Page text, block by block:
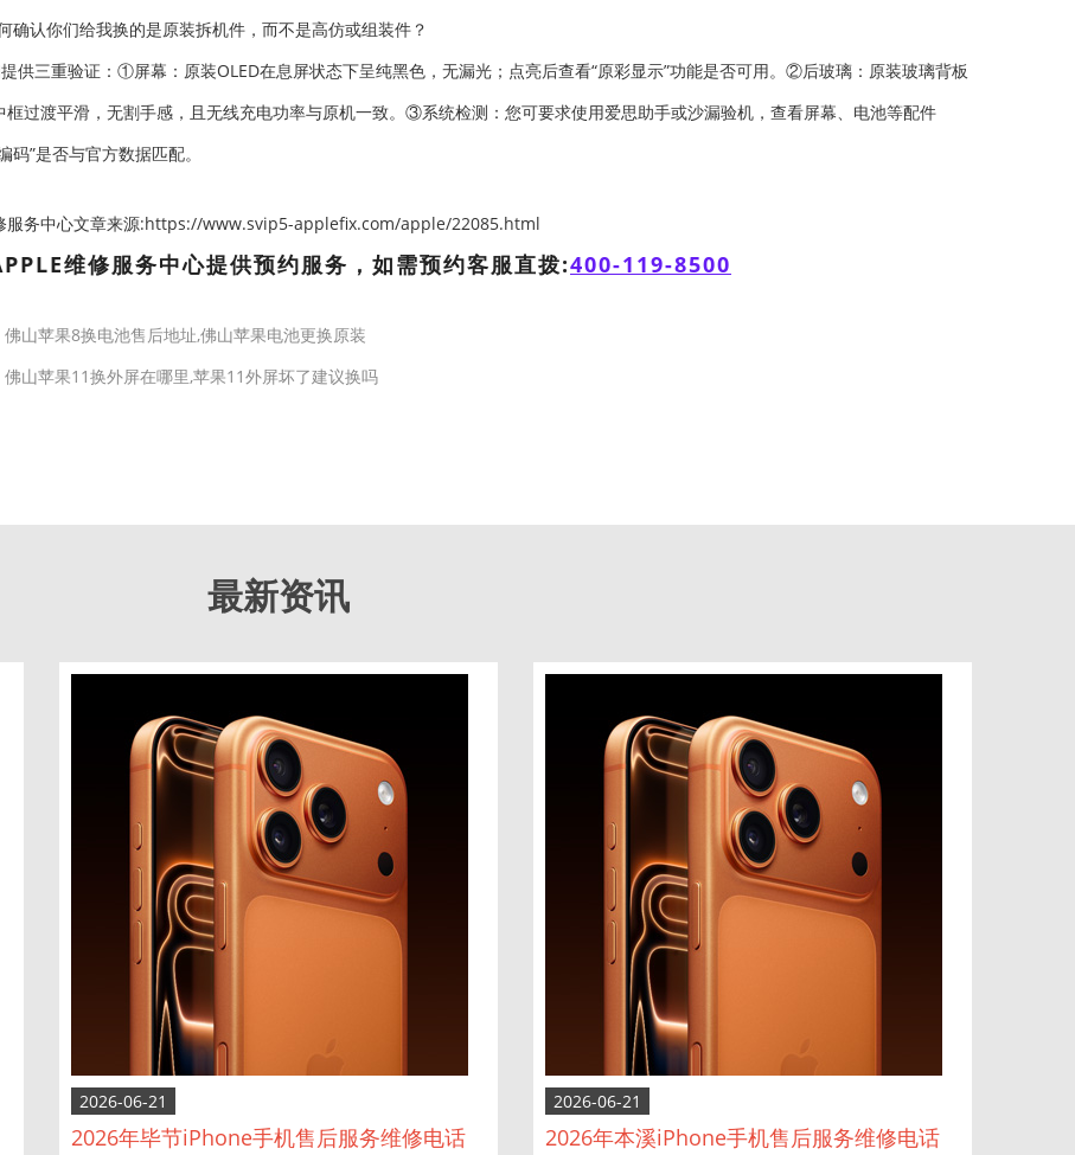
确认你们给我换的是原装拆机件，而不是高仿或组装件？
供三重验证：①屏幕：原装OLED在息屏状态下呈纯黑色，无漏光；点亮后查看“原彩显示”功能是否可用。②后玻璃：原装玻璃背板
框过渡平滑，无割手感，且无线充电功率与原机一致。③系统检测：您可要求使用爱思助手或沙漏验机，查看屏幕、电池等配件
码”是否与官方数据匹配。
服务中心文章来源:https://www.svip5-applefix.com/apple/22085.html
维修服务中心提供预约服务，如需预约客服直拨:400-119-8500
佛山苹果8换电池售后地址,佛山苹果电池更换原装
佛山苹果11换外屏在哪里,苹果11外屏坏了建议换吗
最新资讯
2026-06-21
2026年毕节iPhone手机售后服务维修电话
2026-06-21
2026年本溪iPhone手机售后服务维修电话